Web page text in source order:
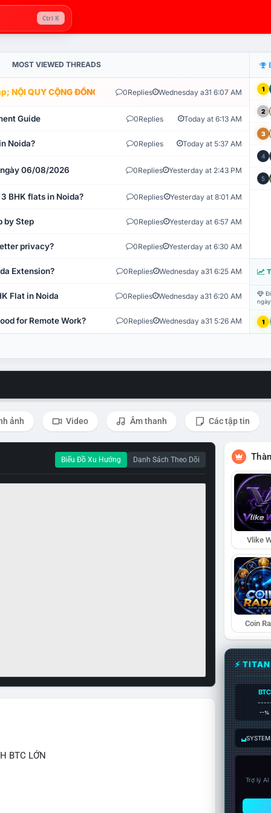
Ctrl K
MOST VIEWED THREADS
NỘI QUY CỘNG ĐỒNG VLIKE.VN: HỆ THỐNG GIÁM SÁT TỰ
0Replies Wednesday a31 6:07 AM
Guide 0Replies Today at 6:13 AM
Noida? 0Replies Today at 5:37 AM
ngày 06/08/2026 0Replies Yesterday at 2:43 PM
BHK flats in Noida? 0Replies Yesterday at 8:01 AM
by Step 0Replies Yesterday at 6:57 AM
privacy? 0Replies Yesterday at 6:30 AM
Extension? 0Replies Wednesday a31 6:25 AM
Flat in Noida 0Replies Wednesday a31 6:20 AM
for Remote Work? 0Replies Wednesday a31 5:26 AM
1
2
3
4
5
1
ảnh Video Âm thanh Các tập tin
Biểu Đồ Xu Hướng Danh Sách Theo Dõi
BTC LỚN
Vlike
Coin
⚡
BTC
--%
Trợ lý